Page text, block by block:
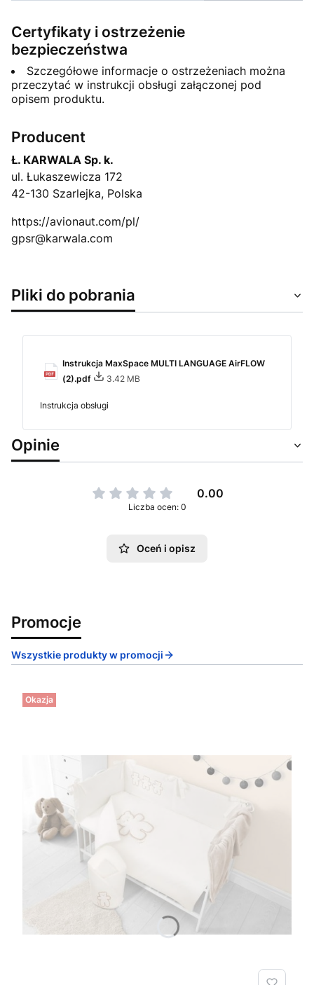
Certyfikaty i ostrzeżenie
bezpieczeństwa
Szczegółowe informacje o ostrzeżeniach można
przeczytać w instrukcji obsługi załączonej pod
opisem produktu.
Producent
Ł. KARWALA Sp. k.
ul. Łukaszewicza 172
42-130 Szarlejka, Polska
https://avionaut.com/pl/
gpsr@karwala.com
Pliki do pobrania
Instrukcja MaxSpace MULTI LANGUAGE AirFLOW
(2).pdf
3.42 MB
Instrukcja obsługi
Opinie
0.00
Liczba ocen: 0
Oceń i opisz
Promocje
Wszystkie produkty w promocji
Okazja